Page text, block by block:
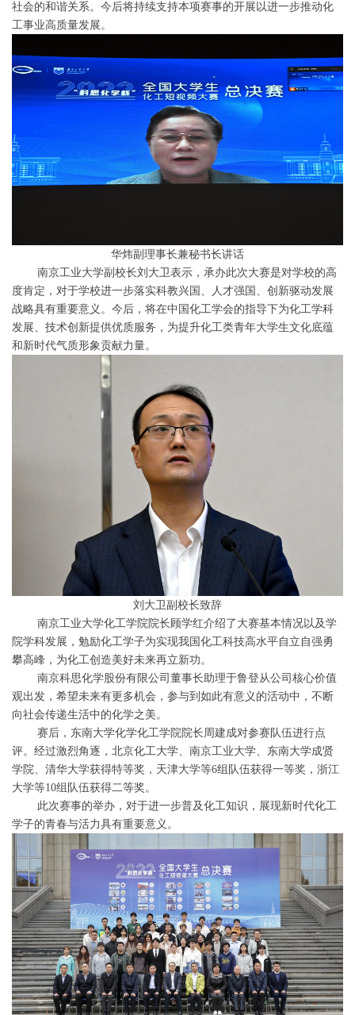
社会的和谐关系。今后将持续支持本项赛事的开展以进一步推动化
工事业高质量发展。
华炜副理事长兼秘书长讲话
南京工业大学副校长刘大卫表示，承办此次大赛是对学校的高
度肯定，对于学校进一步落实科教兴国、人才强国、创新驱动发展
战略具有重要意义。今后，将在中国化工学会的指导下为化工学科
发展、技术创新提供优质服务，为提升化工类青年大学生文化底蕴
和新时代气质形象贡献力量。
刘大卫副校长致辞
南京工业大学化工学院院长顾学红介绍了大赛基本情况以及学
院学科发展，勉励化工学子为实现我国化工科技高水平自立自强勇
攀高峰，为化工创造美好未来再立新功。
南京科思化学股份有限公司董事长助理于鲁登从公司核心价值
观出发，希望未来有更多机会，参与到如此有意义的活动中，不断
向社会传递生活中的化学之美。
赛后，东南大学化学化工学院院长周建成对参赛队伍进行点
评。经过激烈角逐，北京化工大学、南京工业大学、东南大学成贤
学院、清华大学获得特等奖，天津大学等6组队伍获得一等奖，浙江
大学等10组队伍获得二等奖。
此次赛事的举办，对于进一步普及化工知识，展现新时代化工
学子的青春与活力具有重要意义。